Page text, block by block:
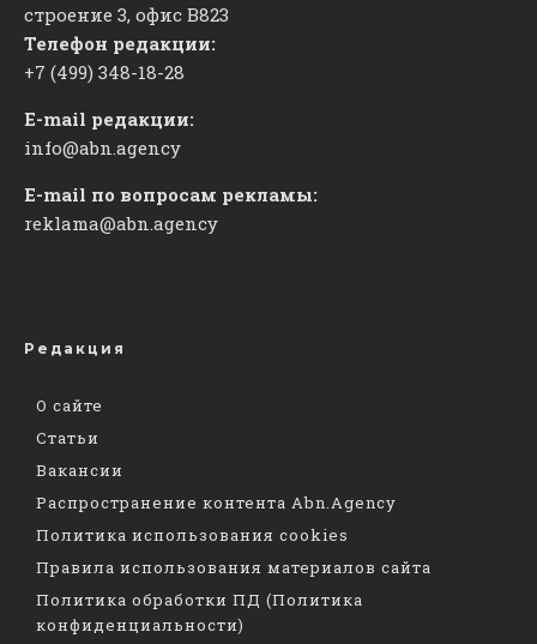
строение 3, офис ​В823
Телефон редакции:
+7 (499) 348-18-28
E-mail редакции:
info@abn.agency
E-mail по вопросам рекламы:
reklama@abn.agency
Редакция
О сайте
Статьи
Вакансии
Распространение контента Abn.Agency
Политика использования cookies
Правила использования материалов сайта
Политика обработки ПД (Политика
конфиденциальности)